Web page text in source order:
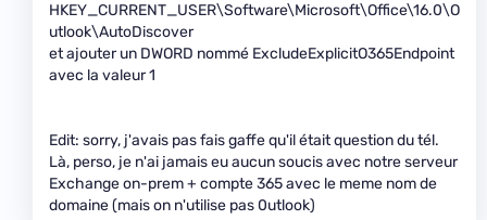
HKEY_CURRENT_USER\Software\Microsoft\Office\16.0\O
utlook\AutoDiscover
et ajouter un DWORD nommé ExcludeExplicitO365Endpoint
avec la valeur 1
Edit: sorry, j'avais pas fais gaffe qu'il était question du tél.
Là, perso, je n'ai jamais eu aucun soucis avec notre serveur
Exchange on-prem + compte 365 avec le meme nom de
domaine (mais on n'utilise pas 0utlook)